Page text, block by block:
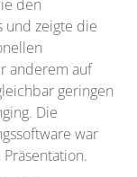
den
und zeigte die
anderem auf
geringen
Die
war